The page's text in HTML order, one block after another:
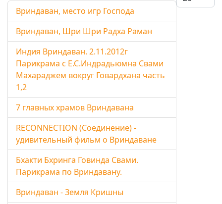
Вриндаван, место игр Господа
Вриндаван, Шри Шри Радха Раман
Индия Вриндаван. 2.11.2012г
Парикрама с Е.С.Индрадьюмна Свами
Махараджем вокруг Говардхана часть
1,2
7 главных храмов Вриндавана
RECONNECTION (Соединение) -
удивительный фильм о Вриндаване
Бхакти Бхринга Говинда Свами.
Парикрама по Вриндавану.
Вриндаван - Земля Кришны